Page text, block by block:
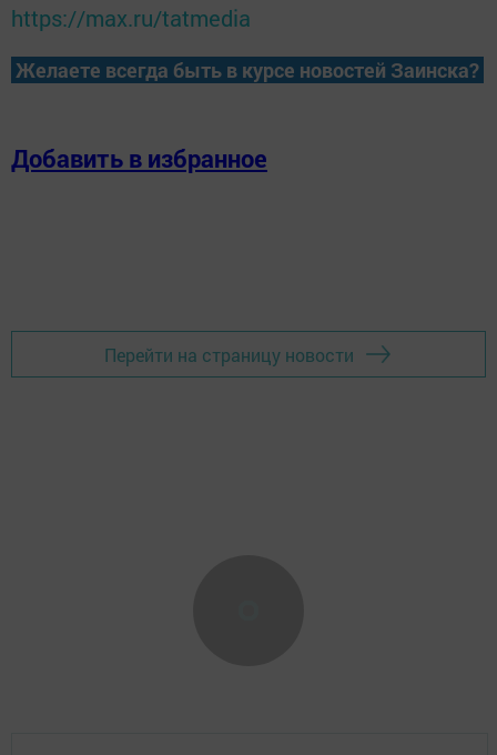
https://max.ru/tatmedia
Желаете всегда быть в курсе новостей Заинска?
Добавить в избранное
Перейти на страницу новости